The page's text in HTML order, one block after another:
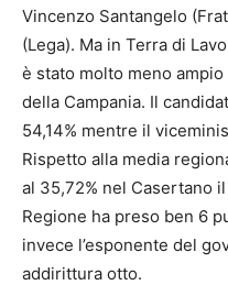
Vincenzo Santangelo
(Lega). Ma in Terra di
è stato molto meno
della Campania. Il
54,14% mentre il
Rispetto alla media
al 35,72% nel Casertano
Regione ha preso ben 6
invece l’esponente del
addirittura otto.